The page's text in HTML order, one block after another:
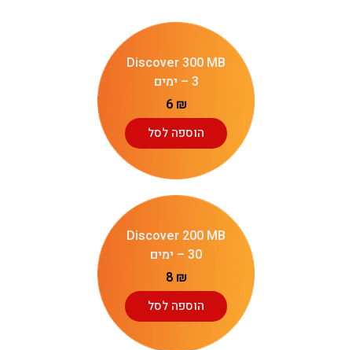
Discover 300 MB
– 3 ימים
6 ₪
הוספה לסל
Discover 200 MB
– 30 ימים
8 ₪
הוספה לסל